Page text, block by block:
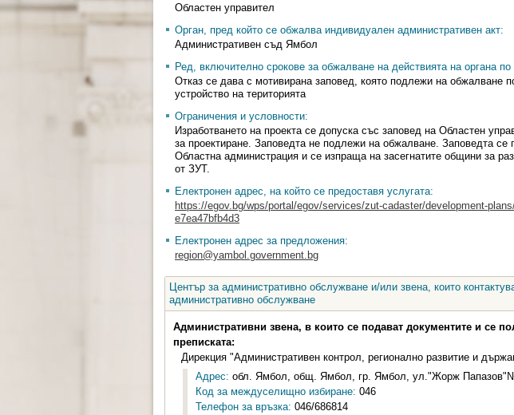
Областен управител
Орган, пред който се обжалва индивидуален административен акт:
Административен съд Ямбол
Ред, включително срокове за обжалване на действията на органа по
Отказ се дава с мотивирана заповед, която подлежи на обжалване
устройство на територията
Ограничения и условности:
Изработването на проекта се допуска със заповед на Областен
за проектиране. Заповедта не подлежи на обжалване. Заповедта се
Областна администрация и се изпраща на засегнатите общини за
от ЗУТ.
Електронен адрес, на който се предоставя услугата:
https://egov.bg/wps/portal/egov/services/zut-cadaster/development-
e7ea47bfb4d3
Електронен адрес за предложения:
region@yambol.government.bg
Център за административно обслужване и/или звена, които
административно обслужване
Административни звена, в които се подават документите и се
преписката:
Дирекция "Административен контрол, регионално развитие и
Адрес: обл. Ямбол, общ. Ямбол, гр. Ямбол, ул."Жорж
Код за междуселищно избиране: 046
Телефон за връзка: 046/686814